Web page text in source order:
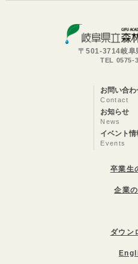
〒501-3714岐阜
TEL 0575-
お問い合わ
Contact
お知らせ
News
イベント情
Events
卒業生
企業
ダウン